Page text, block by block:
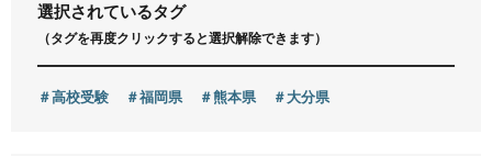
運営会社
選択されているタグ
（タグを再度クリックすると選択解除できます）
高校受験 福岡県 熊本県 大分県